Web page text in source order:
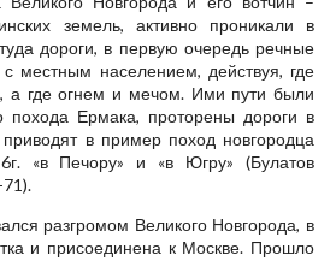
земель, активно проникали в
дороги, в первую очередь речные
с местным населением, действуя, где
а где огнем и мечом. Ими пути были
Ермака, проторены дороги в
в пример поход новгородца
«в Печору» и «в Югру» (Булатов
разгромом Великого Новгорода, в
и присоединена к Москве. Прошло